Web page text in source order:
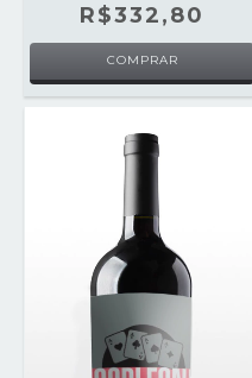
R$332,80